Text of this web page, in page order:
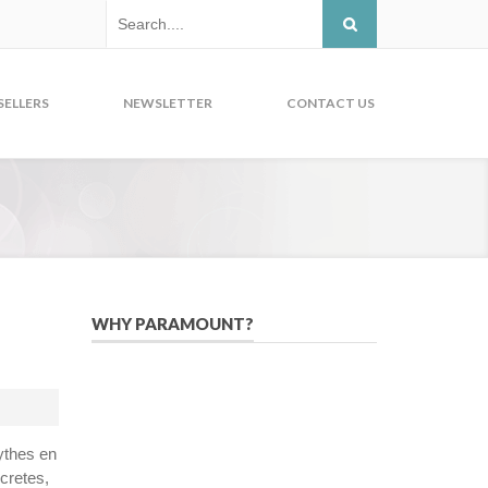
NEWSLETTER CONTACT US
en
WHY PARAMOUNT?